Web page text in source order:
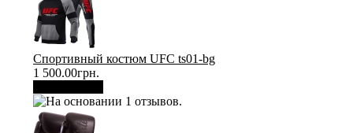
Спортивный костюм UFC ts01-bg
1 500.00грн.